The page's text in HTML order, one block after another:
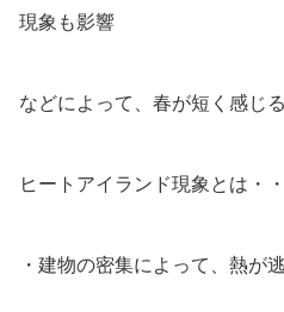
現象も影響
などによって、春が短く感じ
ヒートアイランド現象とは・・
・建物の密集によって、熱が